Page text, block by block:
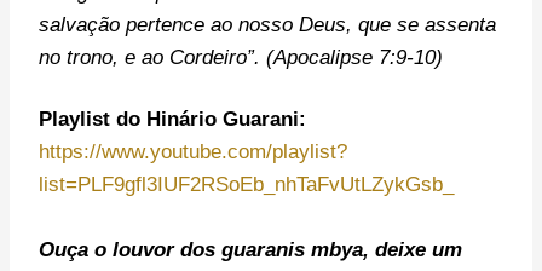
salvação pertence ao nosso Deus, que se assenta
no trono, e ao Cordeiro”. (Apocalipse 7:9-10)
Playlist do Hinário Guarani:
https://www.youtube.com/playlist?
list=PLF9gfl3IUF2RSoEb_nhTaFvUtLZykGsb_
Ouça o louvor dos guaranis mbya, deixe um